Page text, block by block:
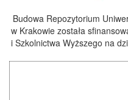
Budowa Repozytorium
w Krakowie została
i Szkolnictwa Wyższego na